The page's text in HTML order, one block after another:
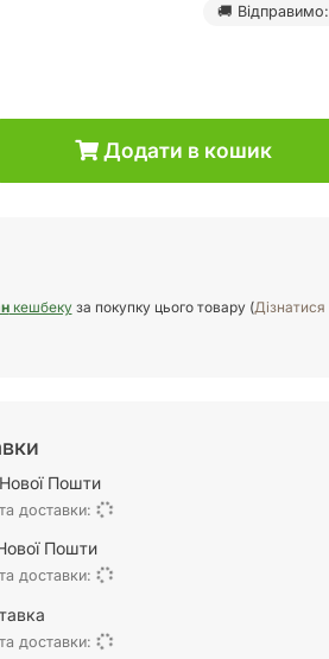
🚚 Відправимо:
Додати в кошик
кешбекуза покупку цього товару (Дізнатися
Пошти
доставки:
Пошти
доставки:
доставки: